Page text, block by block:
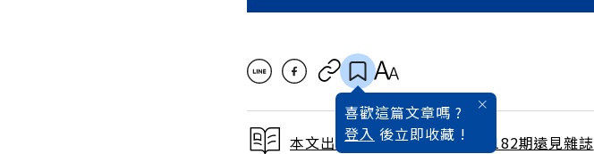
喜歡這篇文章嗎 ?
登入 後立即收藏 !
本文出自 2001 / 8月號雜誌 第182期遠見雜誌